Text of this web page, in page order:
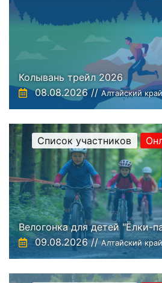
Колывань трейл 2026
08.08.2026 //Алтайский край
Велогонка для детей "Ёлки-
09.08.2026 //Алтайский край
Список участников